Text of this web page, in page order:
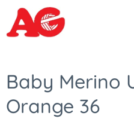
Baby Merino
Orange 36